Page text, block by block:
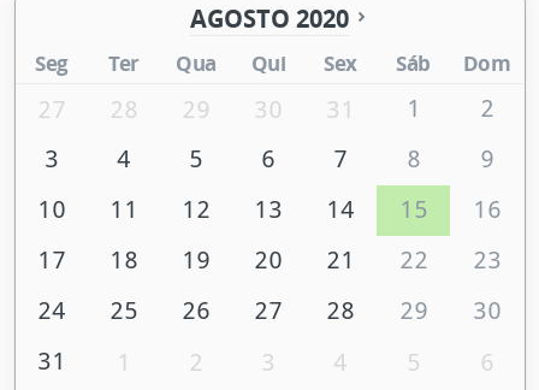
AGOSTO 2020
Seg Ter Qua Qui Sex Sáb Dom
27 28 29 30 31 1
2
3
4 5 6 7 8
9
10
11 12 13 14 15
16
17
18 19 20 21 22
23
24
25 26 27 28 29
30
31
1 2 3 4 5 6